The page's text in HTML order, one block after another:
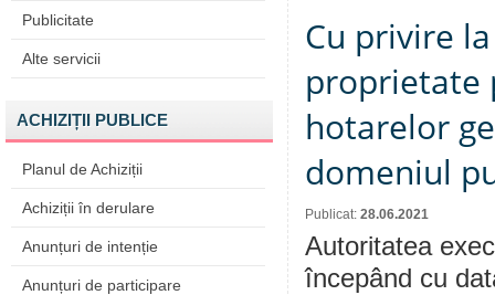
Publicitate
Alte servicii
ACHIZIȚII PUBLICE
Planul de Achiziții
Achiziții în derulare
Anunțuri de intenție
Anunțuri de participare
Cu privire
proprietate
hotarelor
domeniul
Publicat: 28.06.2021
Autoritatea
începând cu